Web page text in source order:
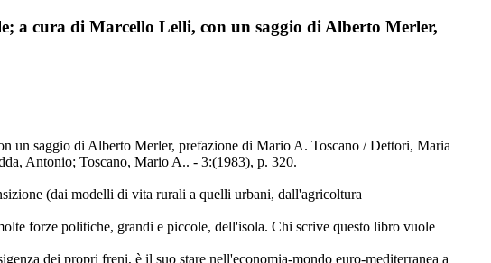
a cura di Marcello Lelli, con un saggio di Alberto Merler,
un saggio di Alberto Merler, prefazione di Mario A. Toscano / Dettori, Maria
Antonio; Toscano, Mario A.. - 3:(1983), p. 320.
(dai modelli di vita rurali a quelli urbani, dall'agricoltura
forze politiche, grandi e piccole, dell'isola. Chi scrive questo libro vuole
dei propri freni, è il suo stare nell'economia-mondo euro-mediterranea a